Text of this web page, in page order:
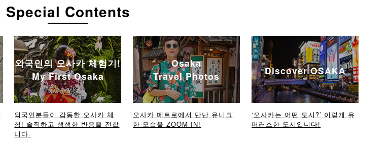
Special Contents
외국인의 오사카 체험기!
My First Osaka
외국인분들이 감동한 오사카 체
험! 솔직하고 생생한 반응을 전합
니다.
Osaka
Travel Photos
오사카 메트로에서 만난 유니크
한 모습을 ZOOM IN!
Discover OSAKA
‘오사카는 어떤 도시?’ 이렇게 유
머러스한 도시입니다!